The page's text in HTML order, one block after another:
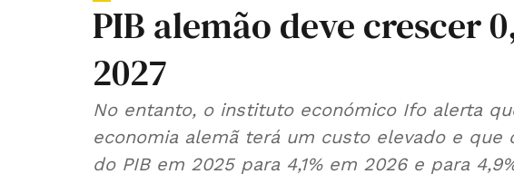
PIB alemão deve crescer
2027
No entanto, o instituto económico Ifo alerta
economia alemã terá um custo elevado e que
do PIB em 2025 para 4,1% em 2026 e para